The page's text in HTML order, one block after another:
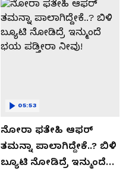
ನೋರಾ ಫತೇಹಿ ಆಫರ್​
ತಮನ್ನಾ ಪಾಲಾಗಿದ್ದೇಕೆ..? ಬಿಳಿ
ಬ್ಯೂಟಿ ನೋಡಿದ್ರೆ ಇನ್ಮುಂದೆ
05:53